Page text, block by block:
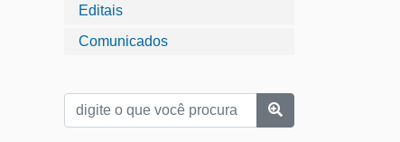
Editais
Comunicados